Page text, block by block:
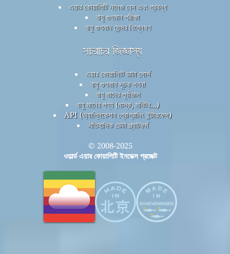
এয়ার কোয়ালিটি নলেজ বেস এবং প্রবন্ধ
বায়ু গুণমান পরীক্ষা
বায়ু গুণমান সেন্সর বিশ্লেষণ
সচরাচর জিজ্ঞাস্য
এয়ার কোয়ালিটি ডাটা সোর্স
বায়ু গুণমান সূচক গণনা
বায়ু মানের পূর্বাভাস
বায়ু মানের পণ্য (মাস্ক, মনিটর...)
API (অ্যাপ্লিকেশন প্রোগ্রামিং ইন্টারফেস)
ঐতিহাসিক ডেটা প্ল্যাটফর্ম
© 2008-2025
ওয়ার্ল্ড এয়ার কোয়ালিটি ইনডেক্স প্রজেক্ট